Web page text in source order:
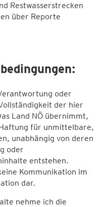
Restwasserstrecken
über Reporte
oder
der hier
Land NÖ übernimmt,
für unmittelbare,
unabhängig von deren
oder
entstehen.
Kommunikation im
dar.
nehme ich die